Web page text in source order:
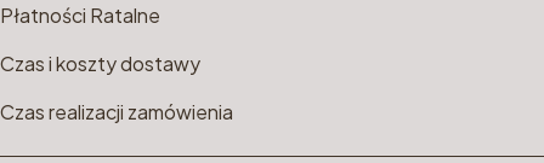
Płatności Ratalne
Czas i koszty dostawy
Czas realizacji zamówienia